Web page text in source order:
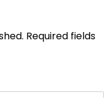
Required fields